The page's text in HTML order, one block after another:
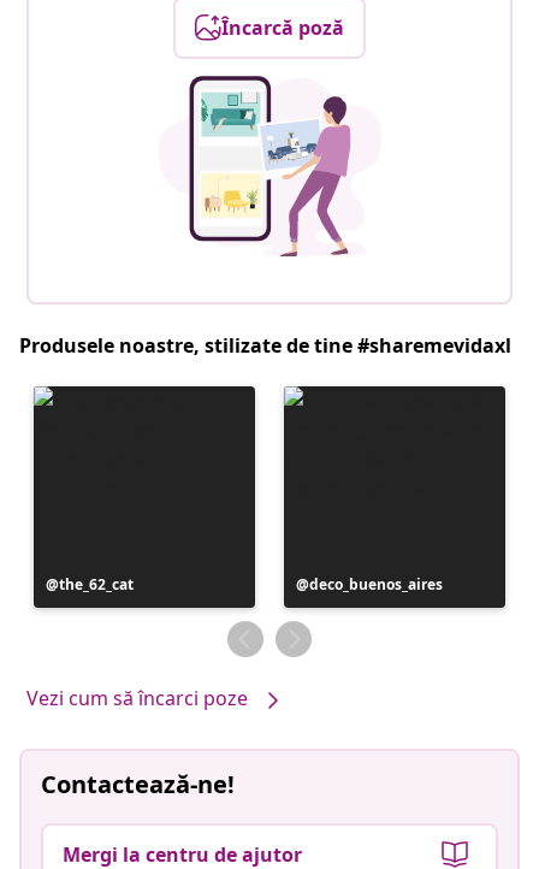
Încarcă poză
Produsele noastre, stilizate de tine #sharemevidaxl
Postare
publicată
the_62_cat
Postare
publicată
de
deco_buenos_aires
Vezi cum să încarci poze
Contactează-ne!
Mergi la centru de ajutor